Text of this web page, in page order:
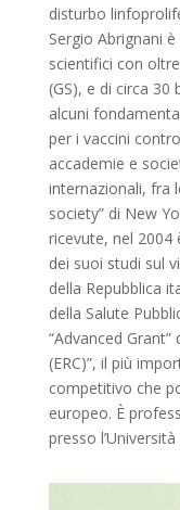
disturbo
Sergio Abrignani
scientifici con
(GS), e di circa
alcuni
per i vaccini
accademie e
internazionali, fra
society” di New
ricevute, nel 2004
dei suoi studi sul
della Repubblica
della Salute
“Advanced Grant”
(ERC)”, il più
competitivo che
europeo. È
presso